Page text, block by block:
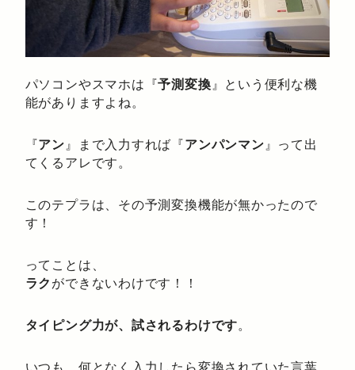
パソコンやスマホは『予測変換 』という便利な機
能がありますよね。
『アン 』まで入力すれば『アンパンマン 』って出
てくるアレです。
このテプラは、その予測変換機能が無かったので
す！
ってことは、
ラク ができないわけです！！
タイピング力が、試されるわけです。
いつも、何となく入力したら変換されていた言葉